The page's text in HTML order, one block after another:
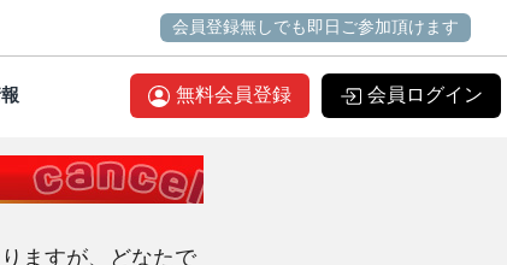
会員登録無しでも即日ご参加頂けます
無料会員登録 会員ログイン
ますが、どなたで